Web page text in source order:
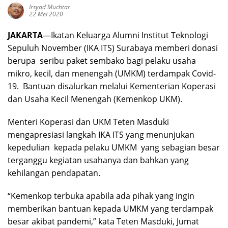
Irsyad Muchtar
22 Mei 2020
JAKARTA—Ikatan Keluarga Alumni Institut Teknologi
Sepuluh November (IKA ITS) Surabaya memberi donasi
berupa seribu paket sembako bagi pelaku usaha
mikro, kecil, dan menengah (UMKM) terdampak Covid-
19. Bantuan disalurkan melalui Kementerian Koperasi
dan Usaha Kecil Menengah (Kemenkop UKM).
Menteri Koperasi dan UKM Teten Masduki
mengapresiasi langkah IKA ITS yang menunjukan
kepedulian kepada pelaku UMKM yang sebagian besar
terganggu kegiatan usahanya dan bahkan yang
kehilangan pendapatan.
“Kemenkop terbuka apabila ada pihak yang ingin
memberikan bantuan kepada UMKM yang terdampak
besar akibat pandemi,” kata Teten Masduki, Jumat